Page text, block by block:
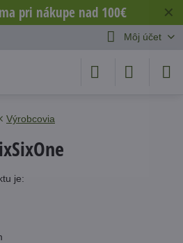
✕
pri nákupe nad 100€
Môj účet
Výrobcovia
je: